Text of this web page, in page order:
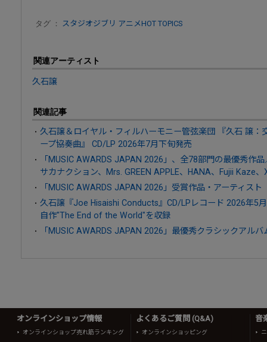
タグ ： スタジオジブリ アニメHOT TOPICS
関連アーティスト
久石譲
関連記事
久石譲＆ロイヤル・フィルハーモニー管弦楽団 『久石 譲
ープ協奏曲』 CD/LP 2026年7月下旬発売
「MUSIC AWARDS JAPAN 2026」、全78部門の最優秀作
サカナクション、Mrs. GREEN APPLE、HANA、Fujii Kaze
「MUSIC AWARDS JAPAN 2026」受賞作品・アーティスト
久石譲『Joe Hisaishi Conducts』CD/LPレコード 2026年5
自作"The End of the World"を収録
「MUSIC AWARDS JAPAN 2026」最優秀クラシックアル
オンラインショップ情報
オンラインショップ売れ筋ランキング
よくあるご質問 (Q&A)
オンラインショッピング
音